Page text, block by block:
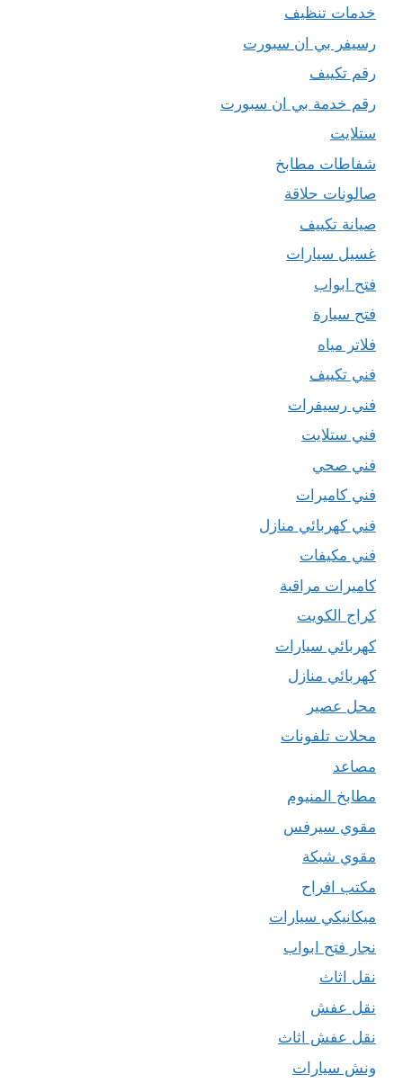
خدمات تنظيف
رسيفر بي ان سبورت
رقم تكييف
رقم خدمة بي ان سبورت
ستلايت
شفاطات مطابخ
صالونات حلاقة
صيانة تكييف
غسيل سيارات
فتح ابواب
فتح سيارة
فلاتر مياه
فني تكييف
فني رسيفرات
فني ستلايت
فني صحي
فني كاميرات
فني كهربائي منازل
فني مكيفات
كاميرات مراقبة
كراج الكويت
كهربائي سيارات
كهربائي منازل
محل عصير
محلات تلفونات
مصاعد
مطابخ المنيوم
مقوي سيرفس
مقوي شبكة
مكتب افراح
ميكانيكي سيارات
نجار فتح ابواب
نقل اثاث
نقل عفش
نقل عفش اثاث
ونش سيارات